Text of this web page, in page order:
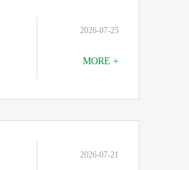
2026-07-25
MORE +
2026-07-21